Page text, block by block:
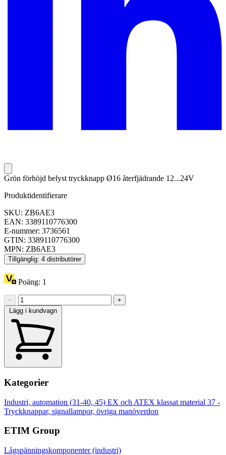
Grön förhöjd belyst tryckknapp Ø16 återfjädrande 12...24V
Produktidentifierare
SKU: ZB6AE3
EAN: 3389110776300
E-nummer: 3736561
GTIN: 3389110776300
MPN: ZB6AE3
Tillgänglig: 4 distributörer
Poäng: 1
−
+
Lägg i kundvagn
Kategorier
Industri, automation (31-40, 45) EX och ATEX klassat material 37 -
Tryckknappar, signallampor, övriga manöverdon
ETIM Group
Lågspänningskomponenter (industri)